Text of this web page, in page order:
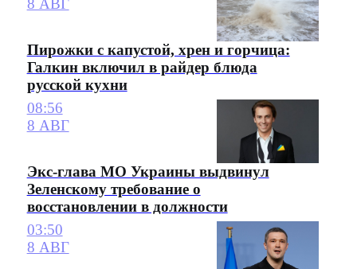
8 АВГ
Пирожки с капустой, хрен и горчица:
Галкин включил в райдер блюда
русской кухни
08:56
8 АВГ
Экс-глава МО Украины выдвинул
Зеленскому требование о
восстановлении в должности
03:50
8 АВГ